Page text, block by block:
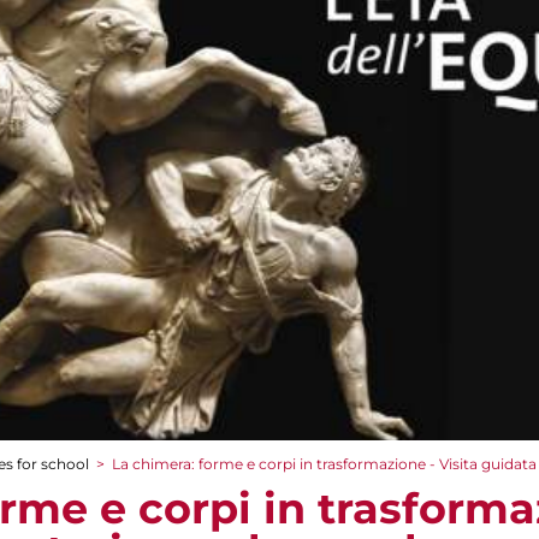
for school > La chimera: forme e corpi in trasformazione - Visita
e corpi in